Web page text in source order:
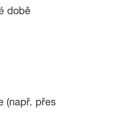
době
(např. přes